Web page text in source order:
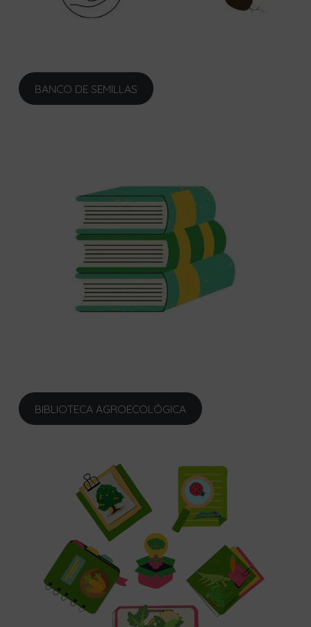
BANCO DE SEMILLAS
BIBLIOTECA AGROECOLÓGICA